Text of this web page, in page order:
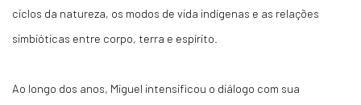
ciclos da natureza, os modos de vida indígenas e as relações
simbióticas entre corpo, terra e espírito.
Ao longo dos anos, Miguel intensificou o diálogo com sua